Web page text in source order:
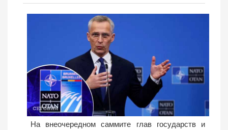
На внеочередном саммите глав государств и